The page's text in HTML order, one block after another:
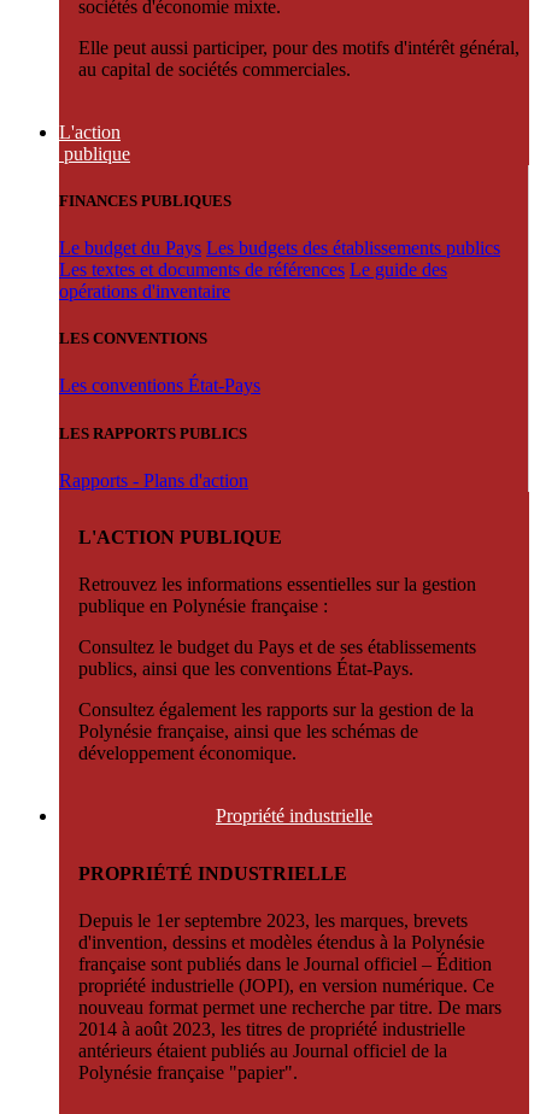
sociétés d'économie mixte.
Elle peut aussi participer, pour des motifs d'intérêt général,
au capital de sociétés commerciales.
L'action
publique
FINANCES PUBLIQUES
Le budget du Pays Les budgets des établissements publics
Les textes et documents de références Le guide des
opérations d'inventaire
LES CONVENTIONS
Les conventions État-Pays
LES RAPPORTS PUBLICS
Rapports - Plans d'action
L'ACTION PUBLIQUE
Retrouvez les informations essentielles sur la gestion
publique en Polynésie française :
Consultez le budget du Pays et de ses établissements
publics, ainsi que les conventions État-Pays.
Consultez également les rapports sur la gestion de la
Polynésie française, ainsi que les schémas de
développement économique.
Propriété industrielle
PROPRIÉTÉ INDUSTRIELLE
Depuis le 1er septembre 2023, les marques, brevets
d'invention, dessins et modèles étendus à la Polynésie
française sont publiés dans le Journal officiel – Édition
propriété industrielle (JOPI), en version numérique. Ce
nouveau format permet une recherche par titre. De mars
2014 à août 2023, les titres de propriété industrielle
antérieurs étaient publiés au Journal officiel de la
Polynésie française "papier".